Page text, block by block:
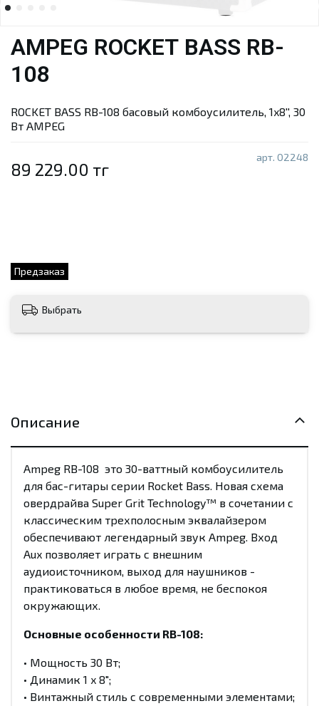
арт. 02248
Предзаказ
AMPEG ROCKET BASS RB-
108
89 229.00 тг
ROCKET BASS RB-108 басовый комбоусилитель, 1x8'', 30
Вт AMPEG
Выбрать
Описание
Ampeg RB-108 это 30-ваттный комбоусилитель
для бас-гитары серии Rocket Bass. Новая схема
овердрайва Super Grit Technology™ в сочетании с
классическим трехполосным эквалайзером
обеспечивают легендарный звук Ampeg. Вход
Aux позволяет играть с внешним
аудиоисточником, выход для наушников -
практиковаться в любое время, не беспокоя
окружающих.
Основные особенности RB-108:
• Мощность 30 Вт;
• Динамик 1 x 8";
• Винтажный стиль с современными элементами;